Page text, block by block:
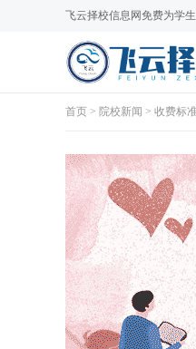
飞云择校信息网免费为学
首页 > 院校新闻 > 收费标